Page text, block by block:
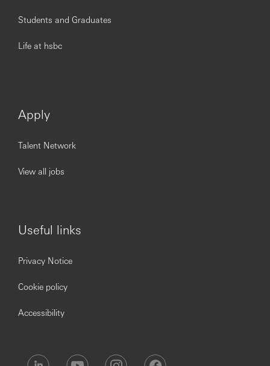
Students and Graduates
Life at hsbc
Apply
Talent Network
View all jobs
Useful links
Privacy Notice
Cookie policy
Accessibility